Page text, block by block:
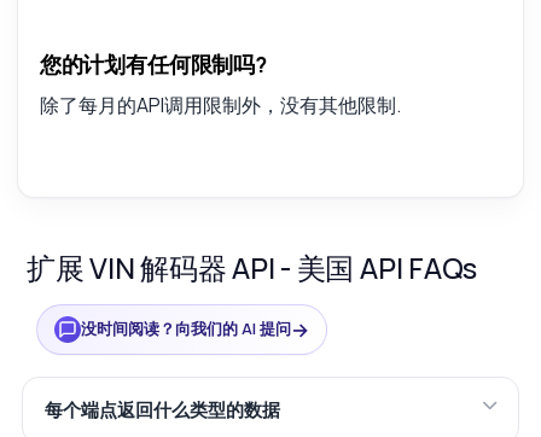
您的计划有任何限制吗?
除了每月的API调用限制外，没有其他限制.
扩展 VIN 解码器 API - 美国 API FAQs
没时间阅读？向我们的 AI 提问→
每个端点返回什么类型的数据